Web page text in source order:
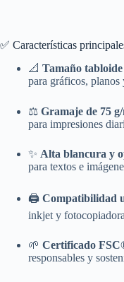
✅ Características
📐 Tamaño
para gráficos,
⚖️ Gramaje de 75
para impresiones
✨ Alta blancura y
para textos e
🖨️ Compatibilidad
inkjet y
🌱 Certificado
responsables y